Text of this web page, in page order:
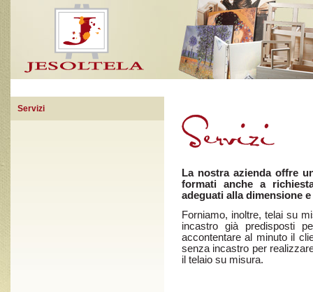
Servizi
La nostra azienda offre
formati anche a
adeguati alla dimensione
Forniamo, inoltre, telai su
incastro già predisposti
accontentare al minuto il
senza incastro per
il telaio su misura.